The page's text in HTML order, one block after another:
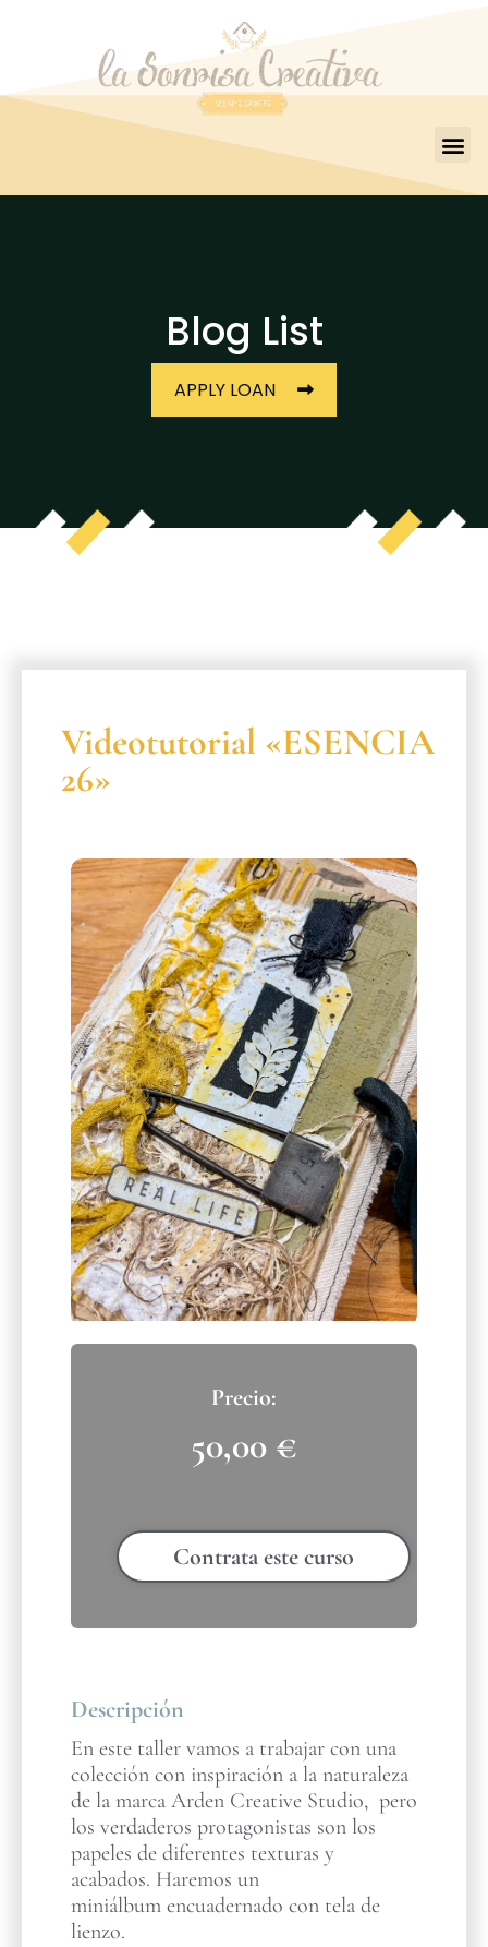
Blog List
APPLY LOAN
Videotutorial «ESENCIA
26»
50,00 €
Contrata este curso
Descripción
En este taller vamos a trabajar con una
colección con inspiración a la naturaleza
de la marca Arden Creative Studio, pero
los verdaderos protagonistas son los
papeles de diferentes texturas y
acabados. Haremos un
miniálbum encuadernado con tela de
lienzo.